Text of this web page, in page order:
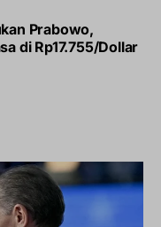
Prabowo,
di Rp17.755/Dollar